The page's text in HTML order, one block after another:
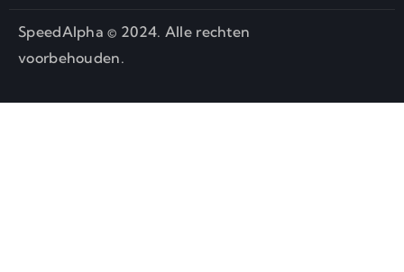
SpeedAlpha © 2024. Alle rechten
voorbehouden.